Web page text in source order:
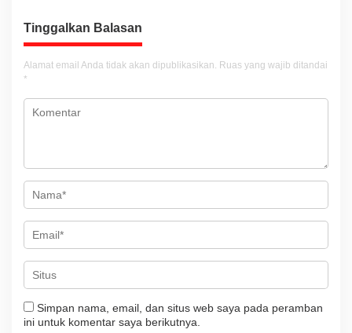
a
s
i
o
Tinggalkan Balasan
Alamat email Anda tidak akan dipublikasikan. Ruas yang wajib ditandai
*
Simpan nama, email, dan situs web saya pada peramban
ini untuk komentar saya berikutnya.